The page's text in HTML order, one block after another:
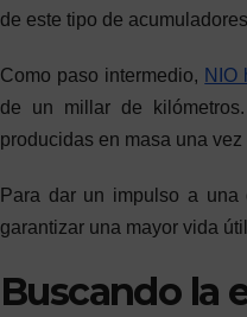
de este tipo de
Como paso intermedio, NIO
de un millar de
producidas en masa una
Para dar un impulso a una
garantizar una mayor vida útil
Buscando la